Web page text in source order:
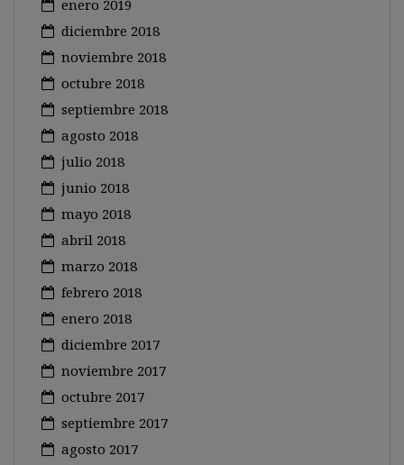
enero 2019
diciembre 2018
noviembre 2018
octubre 2018
septiembre 2018
agosto 2018
julio 2018
junio 2018
mayo 2018
abril 2018
marzo 2018
febrero 2018
enero 2018
diciembre 2017
noviembre 2017
octubre 2017
septiembre 2017
agosto 2017